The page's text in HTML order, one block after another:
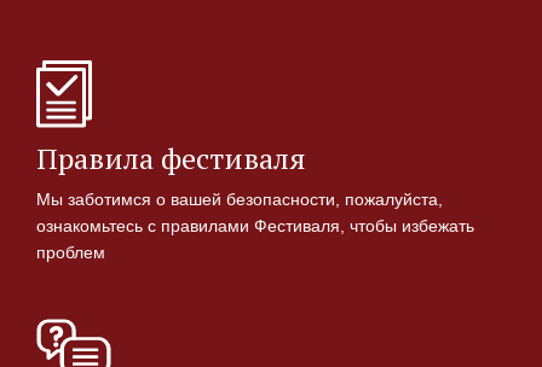
Правила фестиваля
Мы заботимся о вашей безопасности, пожалуйста,
ознакомьтесь с правилами Фестиваля, чтобы избежать
проблем